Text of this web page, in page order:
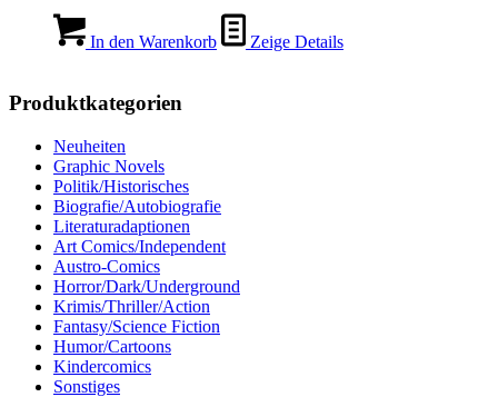
In den Warenkorb Zeige Details
Produktkategorien
Neuheiten
Graphic Novels
Politik/Historisches
Biografie/Autobiografie
Literaturadaptionen
Art Comics/Independent
Austro-Comics
Horror/Dark/Underground
Krimis/Thriller/Action
Fantasy/Science Fiction
Humor/Cartoons
Kindercomics
Sonstiges